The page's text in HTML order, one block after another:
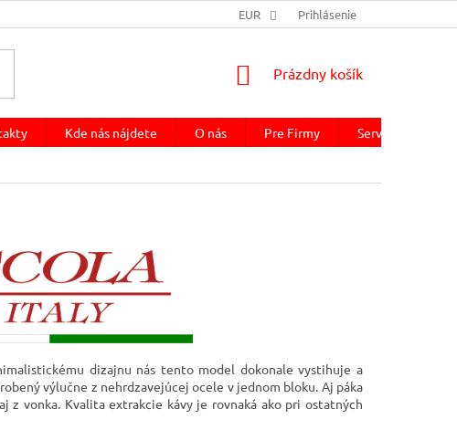
EUR Prihlásenie
NÁKUPNÝ
Prázdny košík
Kde nás nájdete O nás Pre Firmy
Servis kávovaru
dizajnu nás tento model dokonale vystihuje a
výlučne z nehrdzavejúcej ocele v jednom bloku. Aj páka
vonka. Kvalita extrakcie kávy je rovnaká ako pri ostatných